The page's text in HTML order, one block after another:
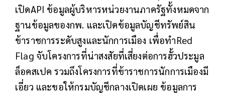
เปิดAPI ข้อมูลผู้บริหารหน่วยงานภาครัฐทั้งหมดจาก
ฐานข้อมูลของกพ. และเปิดข้อมูลบัญชีทรัพย์สิน
ข้าราชการระดับสูงและนักการเมือง เพื่อทำRed
Flag จับโครงการที่น่าสงสัยที่เสี่ยงต่อการฮั้วประมูล
ล็อคสเปค รวมถึงโครงการที่ข้าราชการนักการเมืองมี
เอี่ยว และขอให้กรมบัญชีกลางเปิดเผย ข้อมูลการ